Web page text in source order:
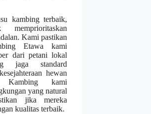
kambing terbaik,
Kami pastikan
Etawa kami
dari petani lokal
jaga standard
hewan
kami
yang natural
jika mereka
kualitas terbaik.